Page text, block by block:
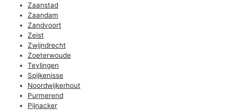
Zaanstad
Zaandam
Zandvoort
Zeist
Zwijndrecht
Zoeterwoude
Teylingen
Spijkenisse
Noordwijkerhout
Purmerend
Pijnacker